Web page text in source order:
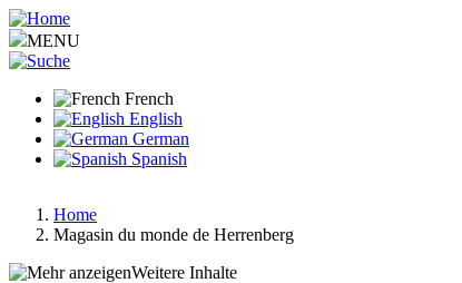
Aller
au
contenu
MENU
French
English
German
Spanish
Fil
d'Ariane
Home
Magasin du monde de Herrenberg
Weitere Inhalte